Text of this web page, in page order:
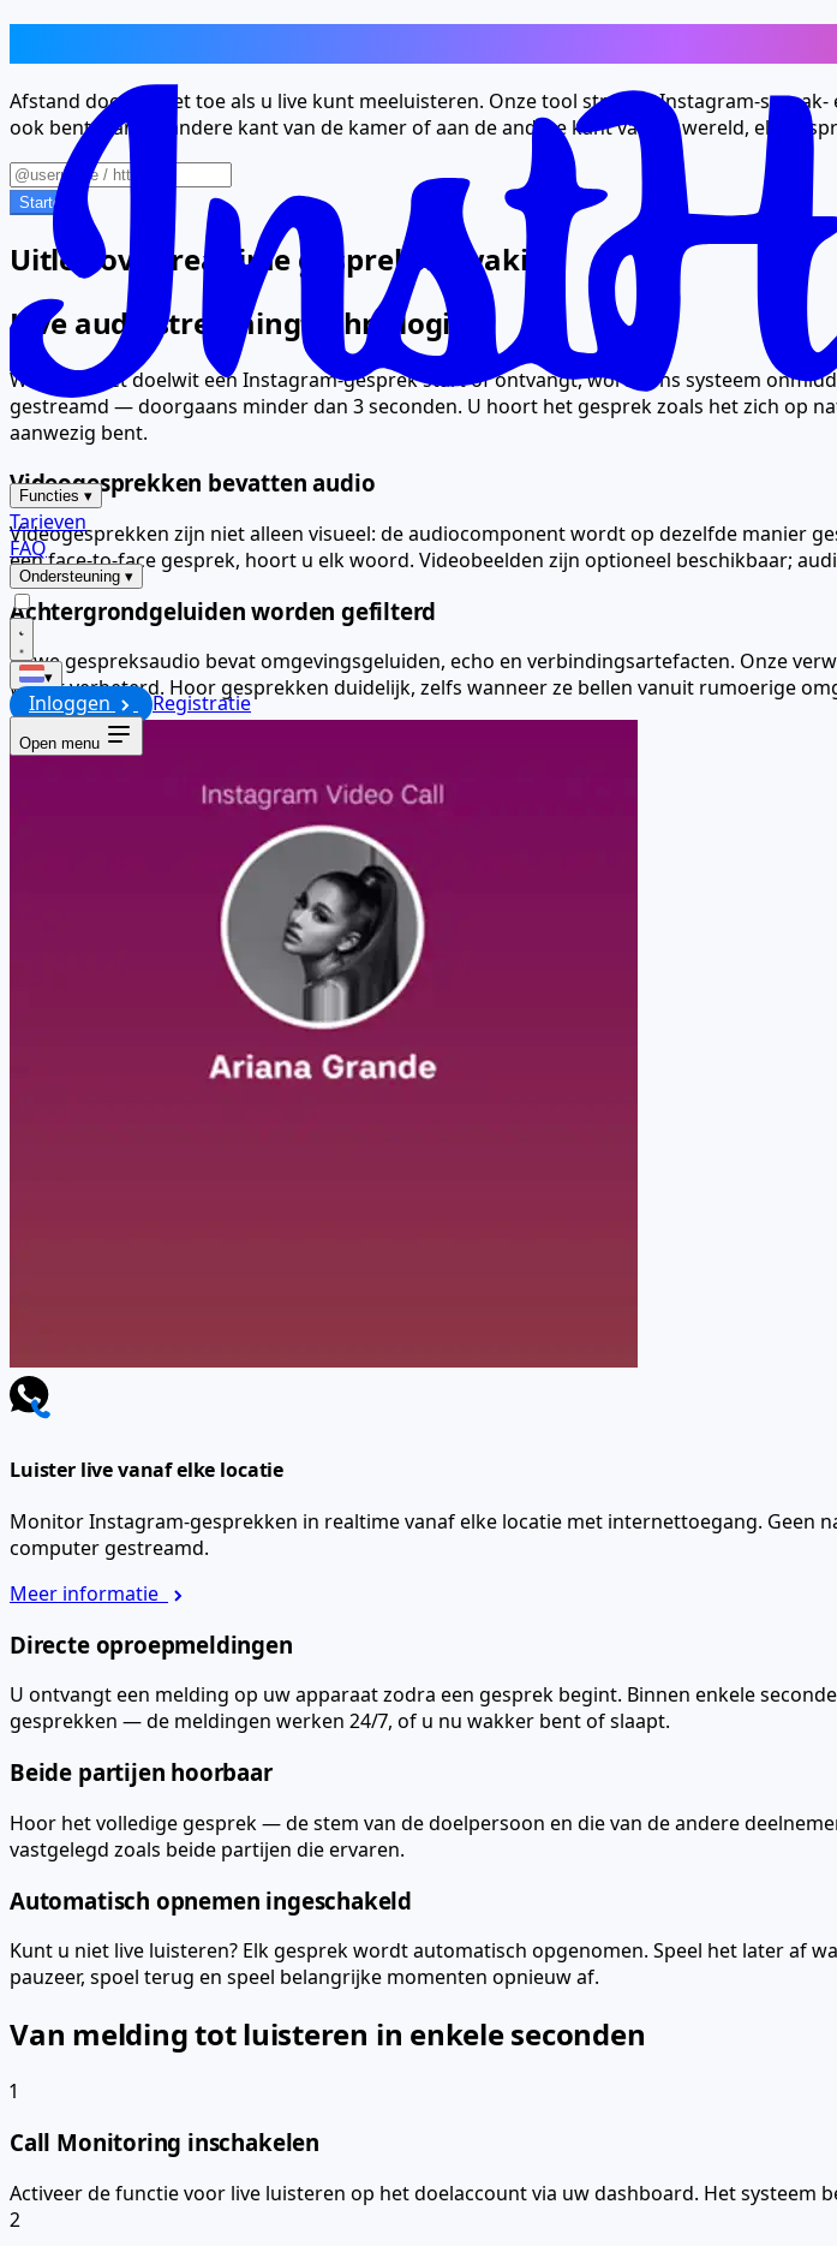
Functies ▾
Tarieven
FAQ
Ondersteuning ▾
▾
Inloggen Registratie
Open menu
Afstand doet er niet toe als u live kunt meeluisteren. Onze tool streamt Instagram-
ook bent. Aan de andere kant van de kamer of aan de andere kant van de wereld, elk
Starten
Uitleg over realtime gespreksbewaking
Live audiostreamingtechnologie
Wanneer het doelwit een Instagram-gesprek start of ontvangt, wordt ons systeem
gestreamd — doorgaans minder dan 3 seconden. U hoort het gesprek zoals het zich op
aanwezig bent.
Videogesprekken bevatten audio
Videogesprekken zijn niet alleen visueel: de audiocomponent wordt op dezelfde manier
een face-to-face gesprek, hoort u elk woord. Videobeelden zijn optioneel beschikbaar;
Achtergrondgeluiden worden gefilterd
Ruwe gespreksaudio bevat omgevingsgeluiden, echo en verbindingsartefacten. Onze
wordt verbeterd. Hoor gesprekken duidelijk, zelfs wanneer ze bellen vanuit rumoerige
Luister live vanaf elke locatie
Monitor Instagram-gesprekken in realtime vanaf elke locatie met internettoegang.
computer gestreamd.
Meer informatie
Directe oproepmeldingen
U ontvangt een melding op uw apparaat zodra een gesprek begint. Binnen enkele
gesprekken — de meldingen werken 24/7, of u nu wakker bent of slaapt.
Beide partijen hoorbaar
Hoor het volledige gesprek — de stem van de doelpersoon en die van de andere
vastgelegd zoals beide partijen die ervaren.
Automatisch opnemen ingeschakeld
Kunt u niet live luisteren? Elk gesprek wordt automatisch opgenomen. Speel het later af
pauzeer, spoel terug en speel belangrijke momenten opnieuw af.
Van melding tot luisteren in enkele seconden
1
Call Monitoring inschakelen
Activeer de functie voor live luisteren op het doelaccount via uw dashboard. Het systeem
2